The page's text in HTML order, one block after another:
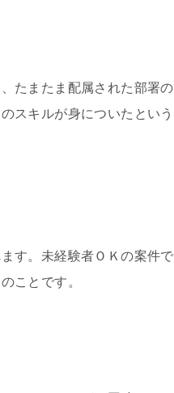
たまたま配属された部署の
スキルが身についたという
す。未経験者ＯＫの案件で
ことです。